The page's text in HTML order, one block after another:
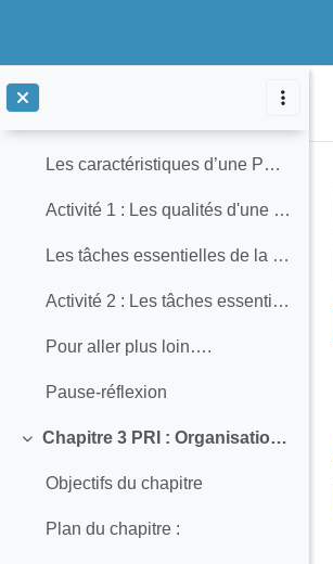
Les caractéristiques d’une PRI-ADPC efficace
Activité 1 : Les qualités d'une PRI-ADPC efficace
Les tâches essentielles de la PRI-ADPC
Activité 2 : Les tâches essentielles de la PRI-ADPC
Pour aller plus loin….
Pause-réflexion
Minimizza
Chapitre 3 PRI : Organisation d'un programme d’apprentissage et le développement professionnel continu au sein de l’établissement
Objectifs du chapitre
Plan du chapitre :